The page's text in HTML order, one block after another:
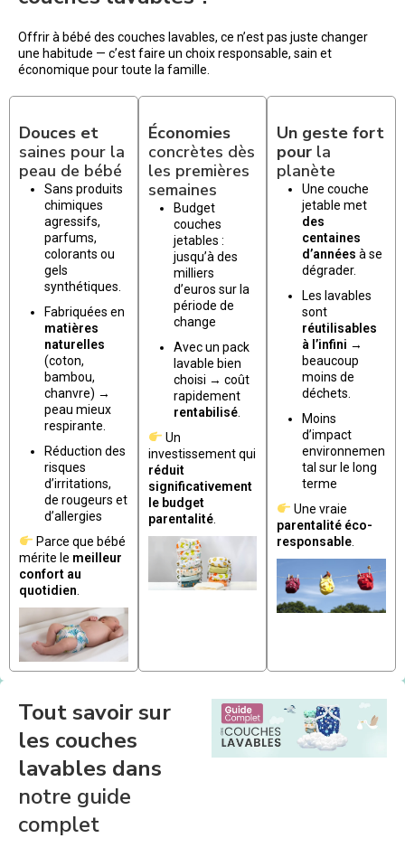
Offrir à bébé des couches lavables, ce n’est pas juste changer
une habitude — c’est faire un choix responsable, sain et
économique pour toute la famille.
Douces et
saines pour la
peau de bébé
Sans produits
chimiques
agressifs,
parfums,
colorants ou
gels
synthétiques.
Fabriquées en
matières
naturelles
(coton,
bambou,
chanvre) →
peau mieux
respirante.
Réduction des
risques
d’irritations,
de rougeurs et
d’allergies
Parce que bébé
mérite le meilleur
confort au
quotidien
Économies
concrètes dès
les premières
semaines
Budget
couches
jetables :
jusqu’à des
milliers
d’euros sur la
période de
change
Avec un pack
lavable bien
choisi → coût
rapidement
rentabilisé.
Un
investissement qui
réduit
significativement
le budget
parentalité.
Un geste fort
pour la
planète
Une couche
jetable met
des
centaines
d’années à se
dégrader.
Les lavables
sont
réutilisables
à l’infini →
beaucoup
moins de
déchets.
Moins
d’impact
environnemen
tal sur le long
terme
Une vraie
parentalité éco-
responsable
Tout savoir sur
les couches
lavables dans
notre guide
complet